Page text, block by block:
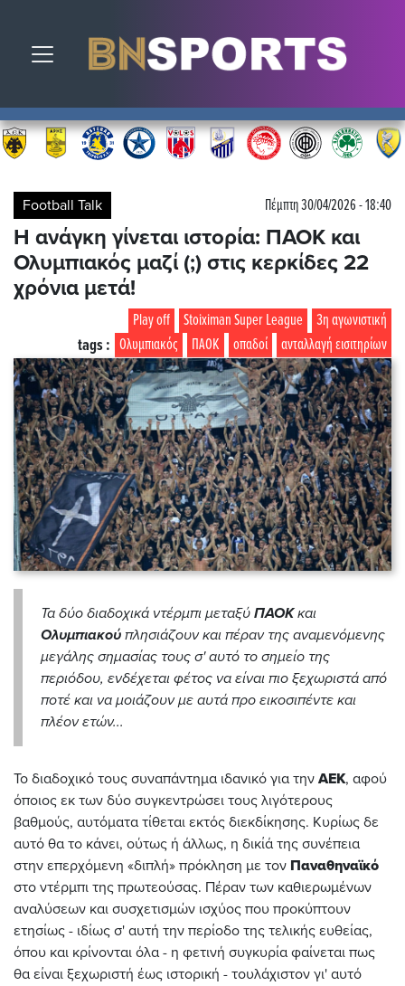
Toggle navigation
Football Talk Πέμπτη 30/04/2026 - 18:40
Η ανάγκη γίνεται ιστορία: ΠΑΟΚ και
Ολυμπιακός μαζί (;) στις κερκίδες 22
χρόνια μετά!
3η αγωνιστική
Stoiximan Super League
Play off
ανταλλαγή εισιτηρίων
οπαδοί
ΠΑΟΚ
Ολυμπιακός
tags :
Τα δύο διαδοχικά ντέρμπι μεταξύ ΠΑΟΚκαι
Ολυμπιακού πλησιάζουν και πέραν της αναμενόμενης
μεγάλης σημασίας τους σ' αυτό το σημείο της
περιόδου, ενδέχεται φέτος να είναι πιο ξεχωριστά από
ποτέ και να μοιάζουν με αυτά προ εικοσιπέντε και
πλέον ετών...
Το διαδοχικό τους συναπάντημα ιδανικό για την ΑΕΚ, αφού
όποιος εκ των δύο συγκεντρώσει τους λιγότερους
βαθμούς, αυτόματα τίθεται εκτός διεκδίκησης. Κυρίως δε
αυτό θα το κάνει, ούτως ή άλλως, η δικίά της συνέπεια
στην επερχόμενη «διπλή» πρόκληση με τον Παναθηναϊκό
στο ντέρμπι της πρωτεούσας. Πέραν των καθιερωμένων
αναλύσεων και συσχετισμών ισχύος που προκύπτουν
ετησίως - ιδίως σ' αυτή την περίοδο της τελικής ευθείας,
όπου και κρίνονται όλα - η φετινή συγκυρία φαίνεται πως
θα είναι ξεχωριστή έως ιστορική - τουλάχιστον γι' αυτό